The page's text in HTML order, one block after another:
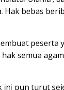
bebas
semua
pun turut